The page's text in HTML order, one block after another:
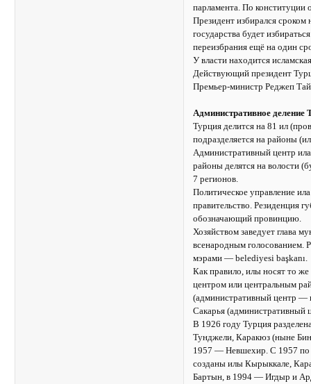
парламента. По конституции
Президент избирался сроком
государства будет
переизбрания ещё на один
У власти находится
Действующий президент
Премьер-министр Реджеп
Административное деление
Турция делится на 81 ил
подразделяется на районы
Административный центр
районы делятся на волости
7 регионов.
Политическое управление
правительство. Резиденция
обозначающий провинцию.
Хозяйством заведует глава
всенародным голосованием.
мэрами — belediyesi başkanı.
Как правило, илы носят то
центром или центральным
(административный центр —
Сакарья
В 1926 году Турция
Тунджели, Каракюз (ныне
1957 — Невшехир. С 1957 по
созданы илы Кырыккале,
Бартын, в 1994 — Игдыр и